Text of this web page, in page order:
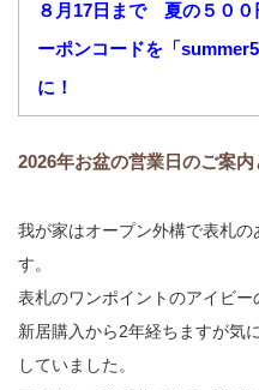
８月17日まで 夏の５０
ーポンコードを「
に！
2026年お盆の営業日のご案
我が家はオープン外構で表札
す。
表札のワンポイントのアイビー
新居購入から2年経ちますが気
していました。